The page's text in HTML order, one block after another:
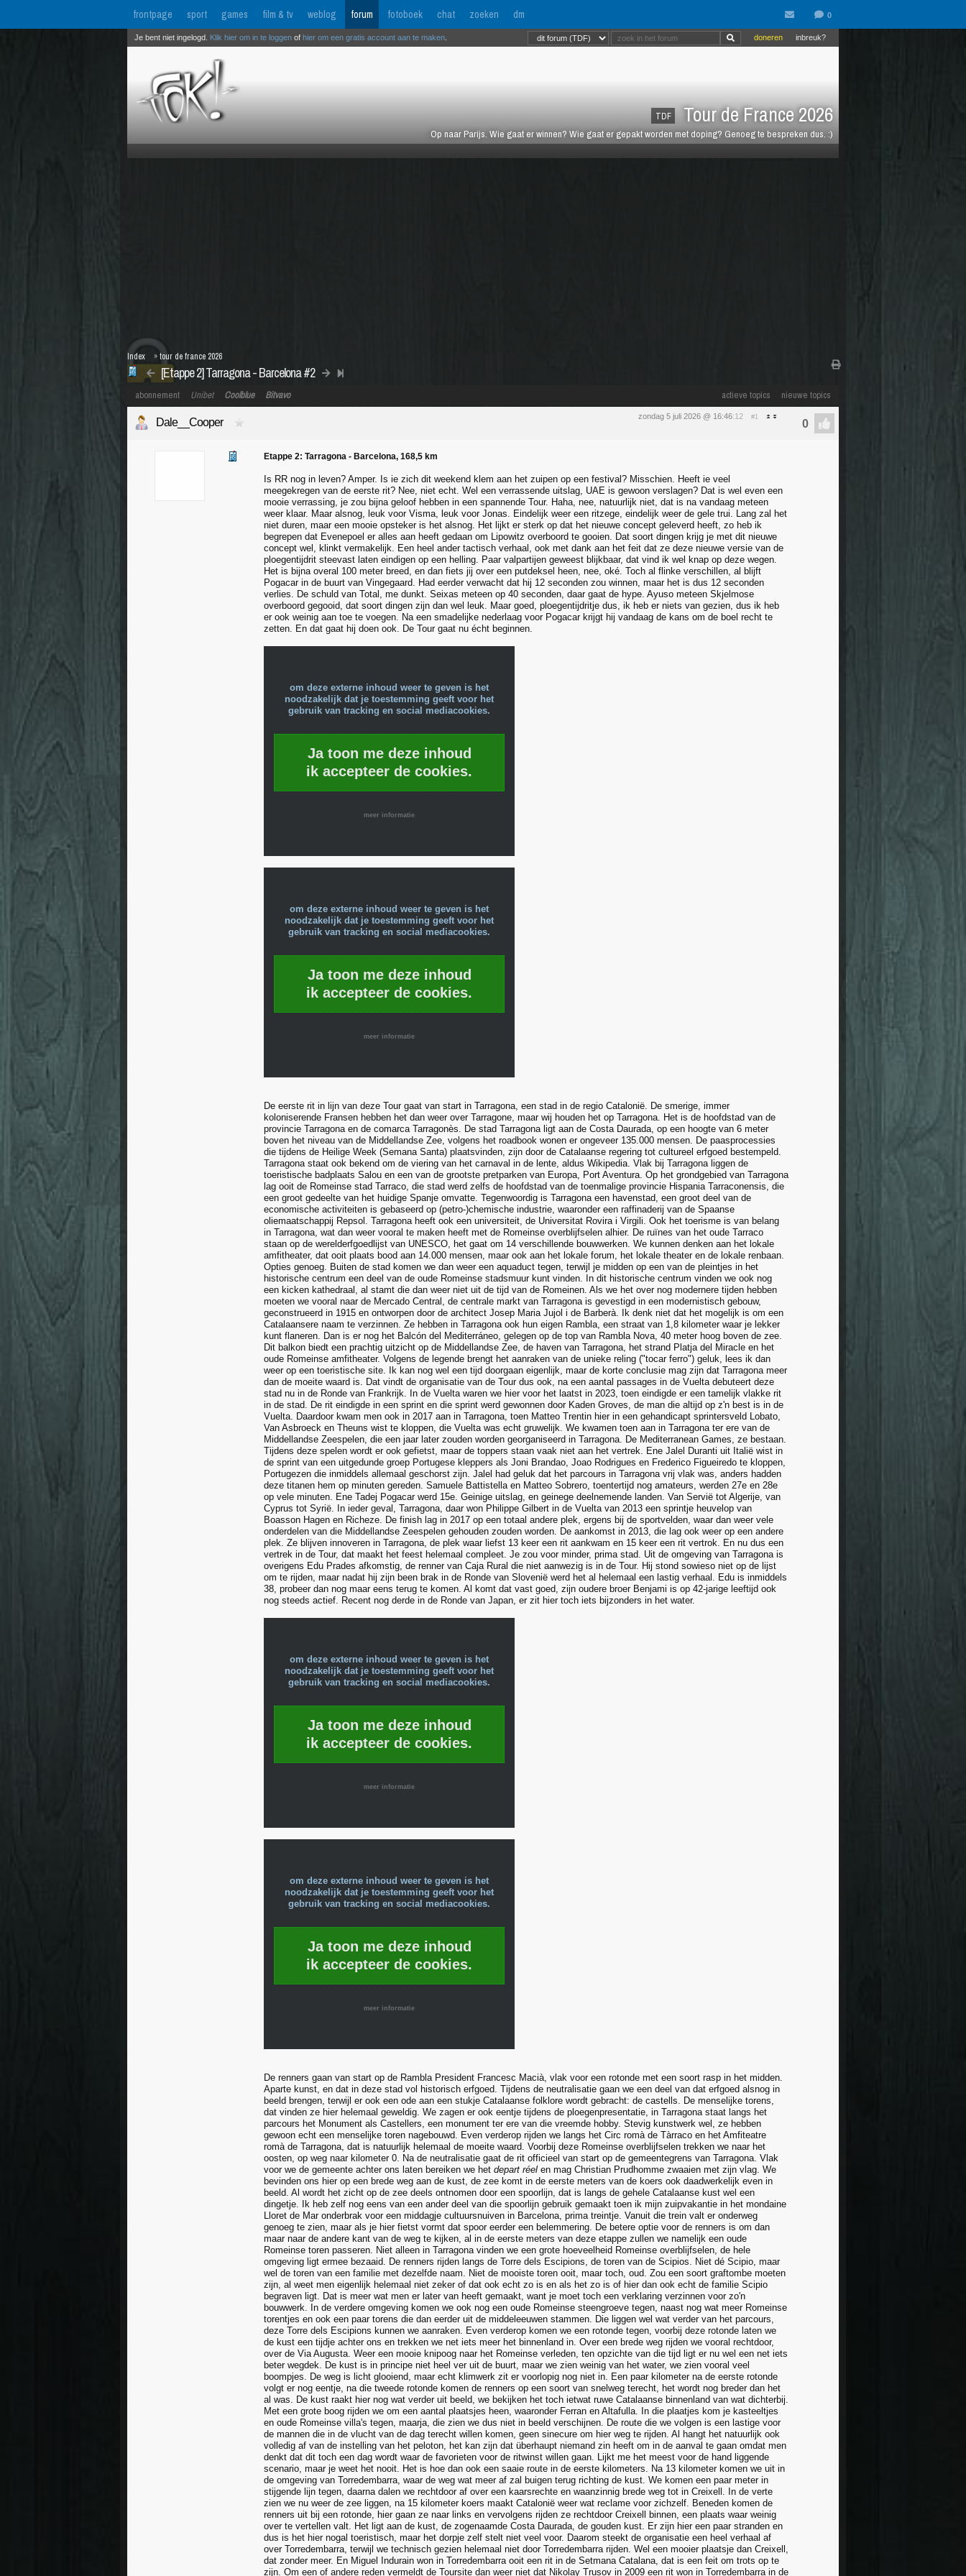
frontpage sport games film & tv weblog forum fotoboek chat zoeken dm
TDF Tour de France 2026
Op naar Parijs. Wie gaat er winnen? Wie gaat er gepakt worden met doping? Genoeg te bespreken dus. :)
inbreuk?
doneren
Je bent niet ingelogd. Klik hier om in te loggen of hier om een gratis account aan te maken
[Etappe 2] Tarragona - Barcelona #2
Index »tour de france 2026
actieve topics nieuwe topics
abonnement Unibet Coolblue Bitvavo
zondag 5 juli 2026 @ 16:46:12 #1
Dale__Cooper
Etappe 2: Tarragona - Barcelona, 168,5 km
Is RR nog in leven? Amper. Is ie zich dit weekend klem aan het zuipen op een festival? Misschien. Heeft ie veel
meegekregen van de eerste rit? Nee, niet echt. Wel een verrassende uitslag, UAE is gewoon verslagen? Dat is wel even een
mooie verrassing, je zou bijna geloof hebben in een spannende Tour. Haha, nee, natuurlijk niet, dat is na vandaag meteen
weer klaar. Maar alsnog, leuk voor Visma, leuk voor Jonas. Eindelijk weer een ritzege, eindelijk weer de gele trui. Lang zal het
niet duren, maar een mooie opsteker is het alsnog. Het lijkt er sterk op dat het nieuwe concept geleverd heeft, zo heb ik
begrepen dat Evenepoel er alles aan heeft gedaan om Lipowitz overboord te gooien. Dat soort dingen krijg je met dit nieuwe
concept wel, klinkt vermakelijk. Een heel ander tactisch verhaal, ook met dank aan het feit dat ze deze nieuwe versie van de
ploegentijdrit steevast laten eindigen op een helling. Paar valpartijen geweest blijkbaar, dat vind ik wel knap op deze wegen.
Het is bijna overal 100 meter breed, en dan fiets jij over een putdeksel heen, nee, oké. Toch al flinke verschillen, al blijft
Pogacar in de buurt van Vingegaard. Had eerder verwacht dat hij 12 seconden zou winnen, maar het is dus 12 seconden
verlies. De schuld van Total, me dunkt. Seixas meteen op 40 seconden, daar gaat de hype. Ayuso meteen Skjelmose
overboord gegooid, dat soort dingen zijn dan wel leuk. Maar goed, ploegentijdritje dus, ik heb er niets van gezien, dus ik heb
er ook weinig aan toe te voegen. Na een smadelijke nederlaag voor Pogacar krijgt hij vandaag de kans om de boel recht te
zetten. En dat gaat hij doen ook. De Tour gaat nu écht beginnen.
om deze externe inhoud weer te geven is het
noodzakelijk dat je toestemming geeft voor het
gebruik van tracking en social mediacookies.
Ja toon me deze inhoud
ik accepteer de cookies.
meer informatie
om deze externe inhoud weer te geven is het
noodzakelijk dat je toestemming geeft voor het
gebruik van tracking en social mediacookies.
Ja toon me deze inhoud
ik accepteer de cookies.
meer informatie
De eerste rit in lijn van deze Tour gaat van start in Tarragona, een stad in de regio Catalonië. De smerige, immer
koloniserende Fransen hebben het dan weer over Tarragone, maar wij houden het op Tarragona. Het is de hoofdstad van de
provincie Tarragona en de comarca Tarragonès. De stad Tarragona ligt aan de Costa Daurada, op een hoogte van 6 meter
boven het niveau van de Middellandse Zee, volgens het roadbook wonen er ongeveer 135.000 mensen. De paasprocessies
die tijdens de Heilige Week (Semana Santa) plaatsvinden, zijn door de Catalaanse regering tot cultureel erfgoed bestempeld.
Tarragona staat ook bekend om de viering van het carnaval in de lente, aldus Wikipedia. Vlak bij Tarragona liggen de
toeristische badplaats Salou en een van de grootste pretparken van Europa, Port Aventura. Op het grondgebied van Tarragona
lag ooit de Romeinse stad Tarraco, die stad werd zelfs de hoofdstad van de toenmalige provincie Hispania Tarraconensis, die
een groot gedeelte van het huidige Spanje omvatte. Tegenwoordig is Tarragona een havenstad, een groot deel van de
economische activiteiten is gebaseerd op (petro-)chemische industrie, waaronder een raffinaderij van de Spaanse
oliemaatschappij Repsol. Tarragona heeft ook een universiteit, de Universitat Rovira i Virgili. Ook het toerisme is van belang
in Tarragona, wat dan weer vooral te maken heeft met de Romeinse overblijfselen alhier. De ruïnes van het oude Tarraco
staan op de werelderfgoedlijst van UNESCO, het gaat om 14 verschillende bouwwerken. We kunnen denken aan het lokale
amfitheater, dat ooit plaats bood aan 14.000 mensen, maar ook aan het lokale forum, het lokale theater en de lokale renbaan.
Opties genoeg. Buiten de stad komen we dan weer een aquaduct tegen, terwijl je midden op een van de pleintjes in het
historische centrum een deel van de oude Romeinse stadsmuur kunt vinden. In dit historische centrum vinden we ook nog
een kicken kathedraal, al stamt die dan weer niet uit de tijd van de Romeinen. Als we het over nog modernere tijden hebben
moeten we vooral naar de Mercado Central, de centrale markt van Tarragona is gevestigd in een modernistisch gebouw,
geconstrueerd in 1915 en ontworpen door de architect Josep Maria Jujol i de Barberà. Ik denk niet dat het mogelijk is om een
Catalaansere naam te verzinnen. Ze hebben in Tarragona ook hun eigen Rambla, een straat van 1,8 kilometer waar je lekker
kunt flaneren. Dan is er nog het Balcón del Mediterráneo, gelegen op de top van Rambla Nova, 40 meter hoog boven de zee.
Dit balkon biedt een prachtig uitzicht op de Middellandse Zee, de haven van Tarragona, het strand Platja del Miracle en het
oude Romeinse amfitheater. Volgens de legende brengt het aanraken van de unieke reling ("tocar ferro") geluk, lees ik dan
weer op een toeristische site. Ik kan nog wel een tijd doorgaan eigenlijk, maar de korte conclusie mag zijn dat Tarragona meer
dan de moeite waard is. Dat vindt de organisatie van de Tour dus ook, na een aantal passages in de Vuelta debuteert deze
stad nu in de Ronde van Frankrijk. In de Vuelta waren we hier voor het laatst in 2023, toen eindigde er een tamelijk vlakke rit
in de stad. De rit eindigde in een sprint en die sprint werd gewonnen door Kaden Groves, de man die altijd op z'n best is in de
Vuelta. Daardoor kwam men ook in 2017 aan in Tarragona, toen Matteo Trentin hier in een gehandicapt sprintersveld Lobato,
Van Asbroeck en Theuns wist te kloppen, die Vuelta was echt gruwelijk. We kwamen toen aan in Tarragona ter ere van de
Middellandse Zeespelen, die een jaar later zouden worden georganiseerd in Tarragona. De Mediterranean Games, ze bestaan.
Tijdens deze spelen wordt er ook gefietst, maar de toppers staan vaak niet aan het vertrek. Ene Jalel Duranti uit Italië wist in
de sprint van een uitgedunde groep Portugese kleppers als Joni Brandao, Joao Rodrigues en Frederico Figueiredo te kloppen,
Portugezen die inmiddels allemaal geschorst zijn. Jalel had geluk dat het parcours in Tarragona vrij vlak was, anders hadden
deze titanen hem op minuten gereden. Samuele Battistella en Matteo Sobrero, toentertijd nog amateurs, werden 27e en 28e
op vele minuten. Ene Tadej Pogacar werd 15e. Geinige uitslag, en geinege deelnemende landen. Van Servië tot Algerije, van
Cyprus tot Syrië. In ieder geval, Tarragona, daar won Philippe Gilbert in de Vuelta van 2013 een sprintje heuvelop van
Boasson Hagen en Richeze. De finish lag in 2017 op een totaal andere plek, ergens bij de sportvelden, waar dan weer vele
onderdelen van die Middellandse Zeespelen gehouden zouden worden. De aankomst in 2013, die lag ook weer op een andere
plek. Ze blijven innoveren in Tarragona, de plek waar liefst 13 keer een rit aankwam en 15 keer een rit vertrok. En nu dus een
vertrek in de Tour, dat maakt het feest helemaal compleet. Je zou voor minder, prima stad. Uit de omgeving van Tarragona is
overigens Edu Prades afkomstig, de renner van Caja Rural die niet aanwezig is in de Tour. Hij stond sowieso niet op de lijst
om te rijden, maar nadat hij zijn been brak in de Ronde van Slovenië werd het al helemaal een lastig verhaal. Edu is inmiddels
38, probeer dan nog maar eens terug te komen. Al komt dat vast goed, zijn oudere broer Benjami is op 42-jarige leeftijd ook
nog steeds actief. Recent nog derde in de Ronde van Japan, er zit hier toch iets bijzonders in het water.
om deze externe inhoud weer te geven is het
noodzakelijk dat je toestemming geeft voor het
gebruik van tracking en social mediacookies.
Ja toon me deze inhoud
ik accepteer de cookies.
meer informatie
om deze externe inhoud weer te geven is het
noodzakelijk dat je toestemming geeft voor het
gebruik van tracking en social mediacookies.
Ja toon me deze inhoud
ik accepteer de cookies.
meer informatie
De renners gaan van start op de Rambla President Francesc Macià, vlak voor een rotonde met een soort rasp in het midden.
Aparte kunst, en dat in deze stad vol historisch erfgoed. Tijdens de neutralisatie gaan we een deel van dat erfgoed alsnog in
beeld brengen, terwijl er ook een ode aan een stukje Catalaanse folklore wordt gebracht: de castells. De menselijke torens,
dat vinden ze hier helemaal geweldig. We zagen er ook eentje tijdens de ploegenpresentatie, in Tarragona staat langs het
parcours het Monument als Castellers, een monument ter ere van die vreemde hobby. Stevig kunstwerk wel, ze hebben
gewoon echt een menselijke toren nagebouwd. Even verderop rijden we langs het Circ romà de Tàrraco en het Amfiteatre
romà de Tarragona, dat is natuurlijk helemaal de moeite waard. Voorbij deze Romeinse overblijfselen trekken we naar het
oosten, op weg naar kilometer 0. Na de neutralisatie gaat de rit officieel van start op de gemeentegrens van Tarragona. Vlak
voor we de gemeente achter ons laten bereiken we het depart réel en mag Christian Prudhomme zwaaien met zijn vlag. We
bevinden ons hier op een brede weg aan de kust, de zee komt in de eerste meters van de koers ook daadwerkelijk even in
beeld. Al wordt het zicht op de zee deels ontnomen door een spoorlijn, dat is langs de gehele Catalaanse kust wel een
dingetje. Ik heb zelf nog eens van een ander deel van die spoorlijn gebruik gemaakt toen ik mijn zuipvakantie in het mondaine
Lloret de Mar onderbrak voor een middagje cultuursnuiven in Barcelona, prima treintje. Vanuit die trein valt er onderweg
genoeg te zien, maar als je hier fietst vormt dat spoor eerder een belemmering. De betere optie voor de renners is om dan
maar naar de andere kant van de weg te kijken, al in de eerste meters van deze etappe zullen we namelijk een oude
Romeinse toren passeren. Niet alleen in Tarragona vinden we een grote hoeveelheid Romeinse overblijfselen, de hele
omgeving ligt ermee bezaaid. De renners rijden langs de Torre dels Escipions, de toren van de Scipios. Niet dé Scipio, maar
wel de toren van een familie met dezelfde naam. Niet de mooiste toren ooit, maar toch, oud. Zou een soort graftombe moeten
zijn, al weet men eigenlijk helemaal niet zeker of dat ook echt zo is en als het zo is of hier dan ook echt de familie Scipio
begraven ligt. Dat is meer wat men er later van heeft gemaakt, want je moet toch een verklaring verzinnen voor zo'n
bouwwerk. In de verdere omgeving komen we ook nog een oude Romeinse steengroeve tegen, naast nog wat meer Romeinse
torentjes en ook een paar torens die dan eerder uit de middeleeuwen stammen. Die liggen wel wat verder van het parcours,
deze Torre dels Escipions kunnen we aanraken. Even verderop komen we een rotonde tegen, voorbij deze rotonde laten we
de kust een tijdje achter ons en trekken we net iets meer het binnenland in. Over een brede weg rijden we vooral rechtdoor,
over de Via Augusta. Weer een mooie knipoog naar het Romeinse verleden, ten opzichte van die tijd ligt er nu wel een net iets
beter wegdek. De kust is in principe niet heel ver uit de buurt, maar we zien weinig van het water, we zien vooral veel
boompjes. De weg is licht glooiend, maar echt klimwerk zit er voorlopig nog niet in. Een paar kilometer na de eerste rotonde
volgt er nog eentje, na die tweede rotonde komen de renners op een soort van snelweg terecht, het wordt nog breder dan het
al was. De kust raakt hier nog wat verder uit beeld, we bekijken het toch ietwat ruwe Catalaanse binnenland van wat dichterbij.
Met een grote boog rijden we om een aantal plaatsjes heen, waaronder Ferran en Altafulla. In die plaatjes kom je kasteeltjes
en oude Romeinse villa's tegen, maarja, die zien we dus niet in beeld verschijnen. De route die we volgen is een lastige voor
de mannen die in de vlucht van de dag terecht willen komen, geen sinecure om hier weg te rijden. Al hangt het natuurlijk ook
volledig af van de instelling van het peloton, het kan zijn dat überhaupt niemand zin heeft om in de aanval te gaan omdat men
denkt dat dit toch een dag wordt waar de favorieten voor de ritwinst willen gaan. Lijkt me het meest voor de hand liggende
scenario, maar je weet het nooit. Het is hoe dan ook een saaie route in de eerste kilometers. Na 13 kilometer komen we uit in
de omgeving van Torredembarra, waar de weg wat meer af zal buigen terug richting de kust. We komen een paar meter in
stijgende lijn tegen, daarna dalen we rechtdoor af over een kaarsrechte en waanzinnig brede weg tot in Creixell. In de verte
zien we nu weer de zee liggen, na 15 kilometer koers maakt Catalonië weer wat reclame voor zichzelf. Beneden komen de
renners uit bij een rotonde, hier gaan ze naar links en vervolgens rijden ze rechtdoor Creixell binnen, een plaats waar weinig
over te vertellen valt. Het ligt aan de kust, de zogenaamde Costa Daurada, de gouden kust. Er zijn hier een paar stranden en
dus is het hier nogal toeristisch, maar het dorpje zelf stelt niet veel voor. Daarom steekt de organisatie een heel verhaal af
over Torredembarra, terwijl we technisch gezien helemaal niet door Torredembarra rijden. Wel een mooier plaatsje dan Creixell,
dat zonder meer. En Miguel Indurain won in Torredembarra ooit een rit in de Setmana Catalana, dat is een feit om trots op te
zijn. Om een of andere reden vermeldt de Toursite dan weer niet dat Nikolay Trusov in 2009 een rit won in Torredembarra in de